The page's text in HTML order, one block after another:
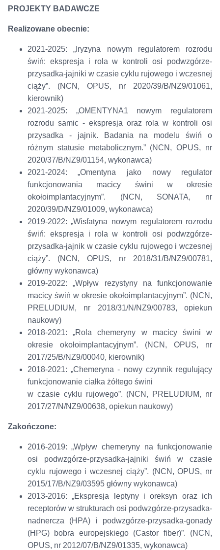
PROJEKTY BADAWCZE
Realizowane obecnie:
2021-2025: „Iryzyna nowym regulatorem rozrodu
świń: ekspresja i rola w kontroli osi podwzgórze-
przysadka-jajniki w czasie cyklu rujowego i wczesnej
ciąży”. (NCN, OPUS, nr 2020/39/B/NZ9/01061,
kierownik)
2021-2025: „OMENTYNA1 nowym regulatorem
rozrodu samic - ekspresja oraz rola w kontroli osi
przysadka - jajnik. Badania na modelu świń o
różnym statusie metabolicznym.” (NCN, OPUS, nr
2020/37/B/NZ9/01154, wykonawca)
2021-2024: „Omentyna jako nowy regulator
funkcjonowania macicy świni w okresie
okołoimplantacyjnym”. (NCN, SONATA, nr
2020/39/D/NZ9/01009, wykonawca)
2019-2022: „Wisfatyna nowym regulatorem rozrodu
świń: ekspresja i rola w kontroli osi podwzgórze-
przysadka-jajnik w czasie cyklu rujowego i wczesnej
ciąży”. (NCN, OPUS, nr 2018/31/B/NZ9/00781,
główny wykonawca)
2019-2022: „Wpływ rezystyny na funkcjonowanie
macicy świń w okresie okołoimplantacyjnym”. (NCN,
PRELUDIUM, nr 2018/31/N/NZ9/00783, opiekun
naukowy)
2018-2021: „Rola chemeryny w macicy świni w
okresie okołoimplantacyjnym”. (NCN, OPUS, nr
2017/25/B/NZ9/00040, kierownik)
2018-2021: „Chemeryna - nowy czynnik regulujący
funkcjonowanie ciałka żółtego świni
w czasie cyklu rujowego”. (NCN, PRELUDIUM, nr
2017/27/N/NZ9/00638, opiekun naukowy)
Zakończone:
2016-2019: „Wpływ chemeryny na funkcjonowanie
osi podwzgórze-przysadka-jajniki świń w czasie
cyklu rujowego i wczesnej ciąży”. (NCN, OPUS, nr
2015/17/B/NZ9/03595 główny wykonawca)
2013-2016: „Ekspresja leptyny i oreksyn oraz ich
receptorów w strukturach osi podwzgórze-przysadka-
nadnercza (HPA) i podwzgórze-przysadka-gonady
(HPG) bobra europejskiego (Castor fiber)”. (NCN,
OPUS, nr 2012/07/B/NZ9/01335, wykonawca)